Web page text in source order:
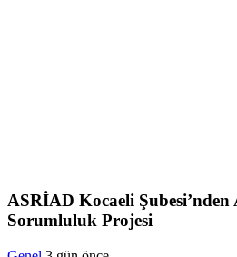
ASRİAD Kocaeli Şubesi’nden
Sorumluluk Projesi